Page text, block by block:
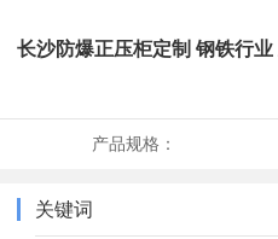
长沙防爆正压柜定制 钢铁行
产品规格：
关键词